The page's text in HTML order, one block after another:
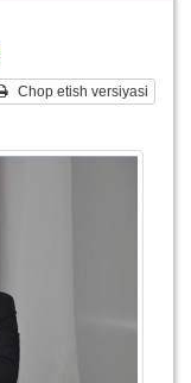
Chop etish versiyasi